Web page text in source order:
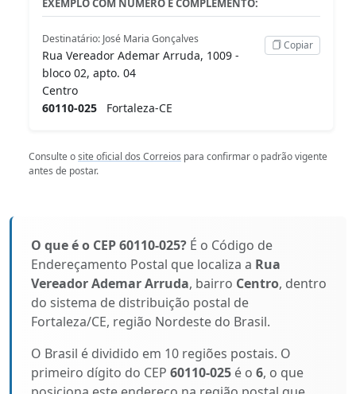
EXEMPLO COM NÚMERO E COMPLEMENTO:
Destinatário: José Maria Gonçalves
Rua Vereador Ademar Arruda, 1009 -
bloco 02, apto. 04
Centro
60110-025 Fortaleza-CE
Copiar
Consulte osite oficial dos Correios para confirmar o padrão vigente
antes de postar.
O que é o CEP 60110-025? É o Código de
Endereçamento Postal que localiza a Rua
Vereador Ademar Arruda, bairro Centro, dentro
do sistema de distribuição postal de
Fortaleza/CE, região Nordeste do Brasil.
O Brasil é dividido em 10 regiões postais. O
primeiro dígito do CEP 60110-025 é o 6, o que